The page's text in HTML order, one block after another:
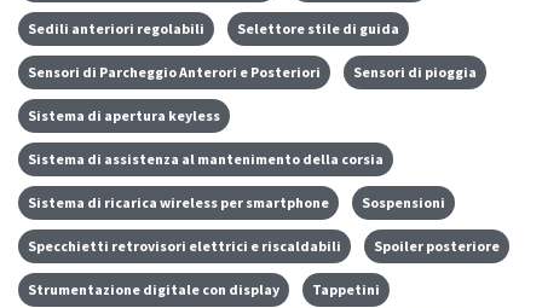
Sedili anteriori regolabili Selettore stile di guida
Sensori di Parcheggio Anterori e Posteriori Sensori di pioggia
Sistema di apertura keyless
Sistema di assistenza al mantenimento della corsia
Sistema di ricarica wireless per smartphone Sospensioni
Specchietti retrovisori elettrici e riscaldabili Spoiler posteriore
Strumentazione digitale con display Tappetini